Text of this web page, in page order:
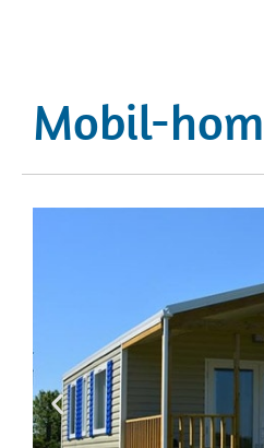
Mobil-